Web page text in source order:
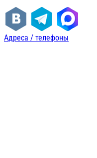
Адреса / телефоны